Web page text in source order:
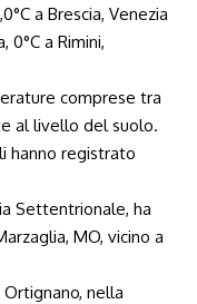
a Brescia, Venezia
0°C a Rimini,
comprese tra
al livello del suolo.
hanno registrato
Settentrionale, ha
MO, vicino a
Ortignano, nella